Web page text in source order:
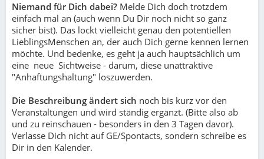
Niemand für Dich dabei? Melde Dich doch trotzdem
einfach mal an (auch wenn Du Dir noch nicht so ganz
sicher bist). Das lockt vielleicht genau den potentiellen
LieblingsMenschen an, der auch Dich gerne kennen lernen
möchte. Und bedenke, es geht ja auch hauptsächlich um
eine neue Sichtweise - darum, diese unattraktive
"Anhaftungshaltung" loszuwerden.
Die Beschreibung ändert sich noch bis kurz vor den
Veranstaltungen und wird ständig ergänzt. (Bitte also ab
und zu reinschauen - besonders in den 3 Tagen davor).
Verlasse Dich nicht auf GE/Spontacts, sondern schreibe es
Dir in den Kalender.